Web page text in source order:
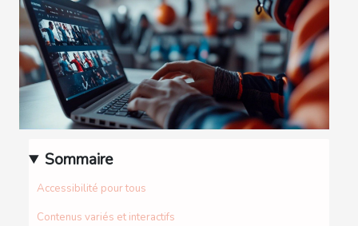
Sommaire
Accessibilité pour tous
Contenus variés et interactifs